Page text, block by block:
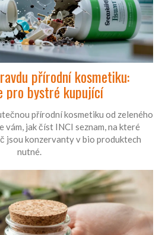
přírodní kosmetiku:
pro bystré kupující
přírodní kosmetiku od zeleného
vám, jak číst INCI seznam, na které
jsou konzervanty v bio produktech
nutné.